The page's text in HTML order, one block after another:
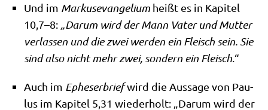
Und im Mar­kus­evan­ge­li­um heißt es in Kapi­tel
10,7–8: „Dar­um wird der Mann Vater und Mut­ter
ver­las­sen und die zwei wer­den ein Fleisch sein. Sie
sind also nicht mehr zwei, son­dern ein Fleisch .“
Auch im Ephe­ser­briefwird die Aus­sa­ge von Pau­
lus im Kapi­tel 5,31 wie­der­holt: „Dar­um wird der